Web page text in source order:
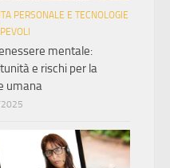
PERSONALE E TECNOLOGIE
mentale:
e rischi per la
umana